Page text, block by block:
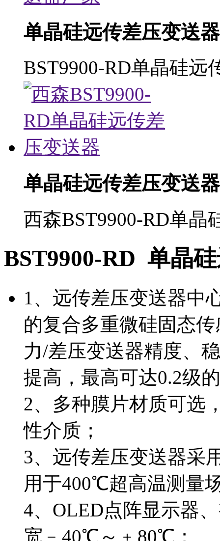
单晶硅远传差压变送器
BST9900-RD单晶硅远
单晶硅远传差压变送器
西森BST9900-RD单晶
BST9900-RD 单晶
1、远传差压变送器中
的复合多重微硅固态
力/差压变送器精度、
提高，最高可达0.2级
2、多种膜片材质可选
性介质；
3、远传差压变送器采
用于400℃超高温测量
4、OLED点阵显示器
宽﹣40℃～﹢80℃；